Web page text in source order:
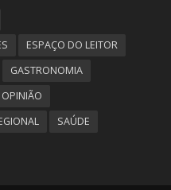
ESPAÇO DO LEITOR
GASTRONOMIA
OPINIÃO
SAÚDE